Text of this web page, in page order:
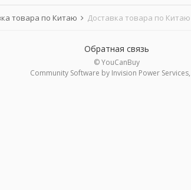
товара по Китаю Доставка товара по Китаю
Обратная связь
© YouCanBuy
Community Software by Invision Power Services,